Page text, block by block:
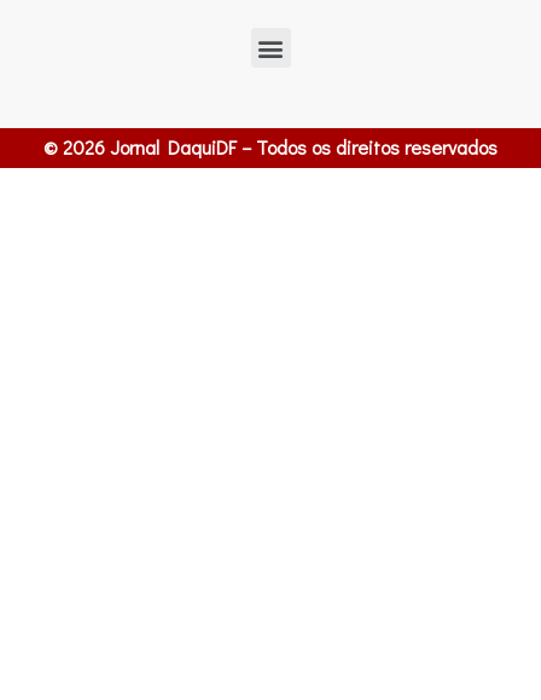
© 2026 Jornal DaquiDF – Todos os direitos reservados